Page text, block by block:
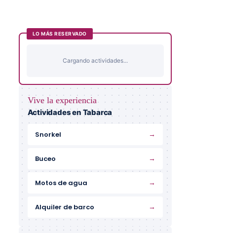
LO MÁS RESERVADO
Cargando actividades...
Vive la experiencia
Actividades en Tabarca
Snorkel →
Buceo →
Motos de agua →
Alquiler de barco →